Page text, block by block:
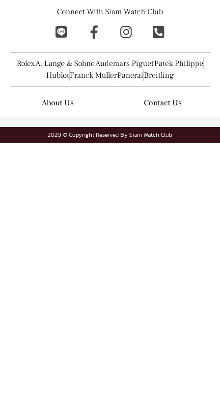
Connect With Siam Watch Club
RolexA. Lange & SohneAudemars PiguetPatek Philippe
HublotFranck MullerPaneraiBreitling
About Us Contact Us
2020 © Copyright Reserved By Siam Watch Club